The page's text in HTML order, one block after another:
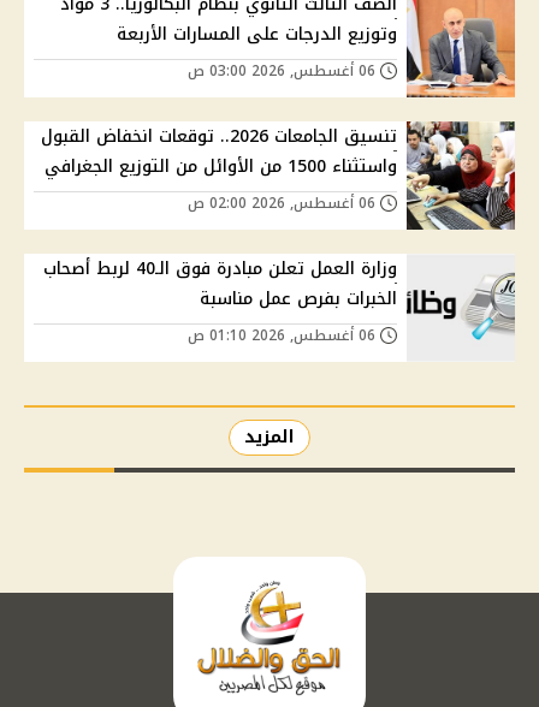
وتوزيع الدرجات على المسارات الأربعة
تنسيق الجامعات 2026.. توقعات انخفاض القبول
واستثناء 1500 من الأوائل من التوزيع الجغرافي
وزارة العمل تعلن مبادرة فوق الـ40 لربط أصحاب
الخبرات بفرص عمل مناسبة
المزيد